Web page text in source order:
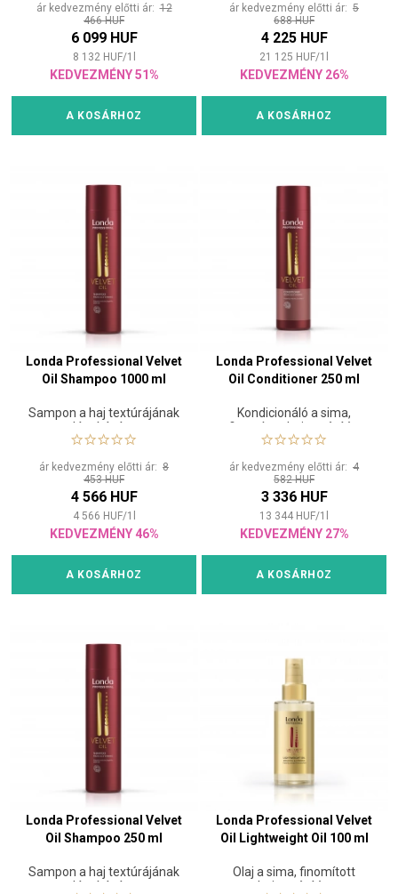
ár kedvezmény előtti ár:12
466 HUF
6 099 HUF
8 132 HUF/1
KEDVEZMÉNY 51%
A KOSÁRHOZ
ár kedvezmény előtti ár: 5
688 HUF
4 225 HUF
21 125 HUF/1
KEDVEZMÉNY 26%
A KOSÁRHOZ
Londa Professional Velvet
Oil Shampoo 1000 ml
Sampon a haj textúrájának
lágyítására
ár kedvezmény előtti ár: 8
453 HUF
4 566 HUF
4 566 HUF/1
KEDVEZMÉNY 46%
A KOSÁRHOZ
Londa Professional Velvet
Oil Conditioner 250 ml
Kondicionáló a sima,
finomított hajtextúráért
ár kedvezmény előtti ár: 4
582 HUF
3 336 HUF
13 344 HUF/1
KEDVEZMÉNY 27%
A KOSÁRHOZ
Londa Professional Velvet
Oil Shampoo 250 ml
Sampon a haj textúrájának
lágyítására
Londa Professional Velvet
Oil Lightweight Oil 100 ml
Olaj a sima, finomított
hajtextúráért